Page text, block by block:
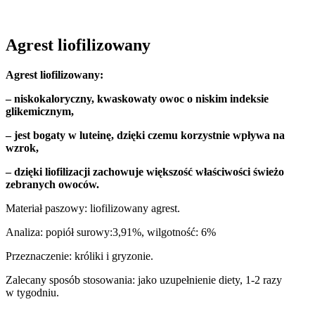
Agrest liofilizowany
Agrest liofilizowany:
– niskokaloryczny, kwaskowaty owoc o niskim indeksie
glikemicznym,
– jest bogaty w luteinę, dzięki czemu korzystnie wpływa na
wzrok,
– dzięki liofilizacji zachowuje większość właściwości świeżo
zebranych owoców.
Materiał paszowy: liofilizowany agrest.
Analiza: popiół surowy:3,91%, wilgotność: 6%
Przeznaczenie: króliki i gryzonie.
Zalecany sposób stosowania: jako uzupełnienie diety, 1-2 razy
w tygodniu.